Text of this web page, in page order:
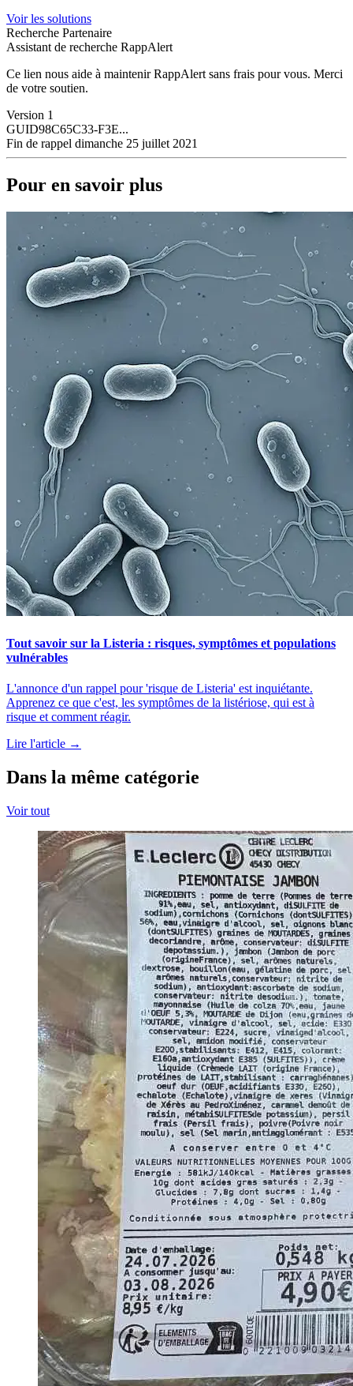
Voir les solutions
Recherche Partenaire
Assistant de recherche RappAlert
Ce lien nous aide à maintenir RappAlert sans frais pour vous. Merci
de votre soutien.
Version 1
GUID98C65C33-F3E...
Fin de rappel dimanche 25 juillet 2021
Pour en savoir plus
Tout savoir sur la Listeria : risques, symptômes et populations
vulnérables
L'annonce d'un rappel pour 'risque de Listeria' est inquiétante.
Apprenez ce que c'est, les symptômes de la listériose, qui est à
risque et comment réagir.
Lire l'article →
Dans la même catégorie
Voir tout